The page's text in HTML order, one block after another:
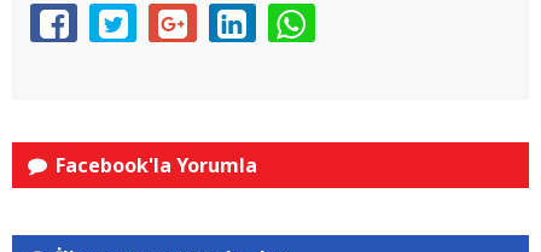
Facebook'la Yorumla